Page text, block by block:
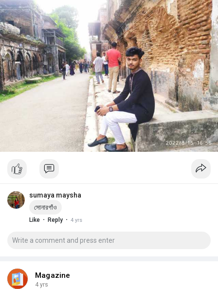
sumaya maysha
সোনারগাঁও
Like · Reply · 4 yrs
Magazine
4 yrs